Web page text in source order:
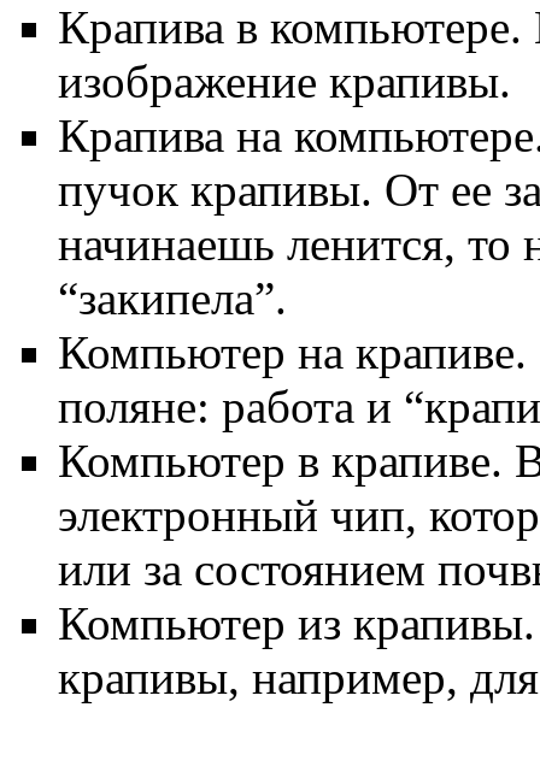
Крапива в
изображение крапивы.
Крапива на
пучок крапивы. От ее
начинаешь ленится, то
“закипела”.
Компьютер на
поляне: работа и
Компьютер в крапиве.
электронный чип,
или за состоянием
Компьютер из
крапивы, например,